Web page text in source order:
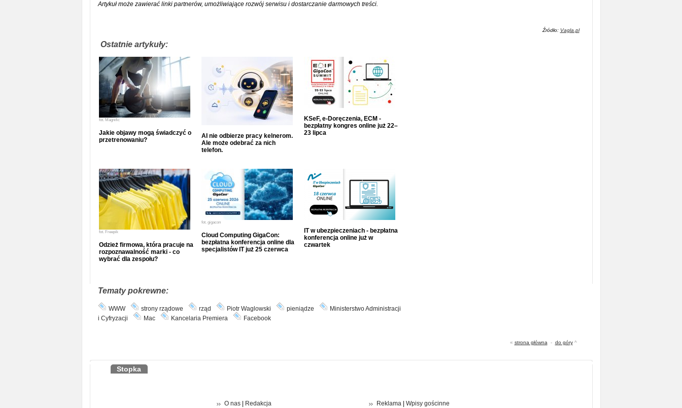
Artykuł może zawierać linki partnerów, umożliwiające rozwój serwisu i dostarczanie darmowych treści.
Źródło: Vagla.pl
Ostatnie artykuły:
fot. Magnific
Jakie objawy mogą świadczyć o
przetrenowaniu?
AI nie odbierze pracy kelnerom.
Ale może odebrać za nich
telefon.
KSeF, e-Doręczenia, ECM -
bezpłatny kongres online już 22–
23 lipca
fot. Freepik
Odzież firmowa, która pracuje na
rozpoznawalność marki - co
wybrać dla zespołu?
fot. gigacon
Cloud Computing GigaCon:
bezpłatna konferencja online dla
specjalistów IT już 25 czerwca
IT w ubezpieczeniach - bezpłatna
konferencja online już w
czwartek
Tematy pokrewne:
WWW strony rządowe rząd Piotr Waglowski pieniądze
Ministerstwo Administracji
i Cyfryzacji
Mac Kancelaria Premiera Facebook
« strona główna - do góry^
Stopka
O nas| Redakcja Reklama| Wpisy gościnne